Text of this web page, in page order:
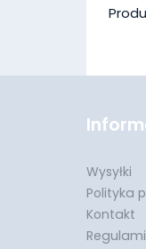
Wysyłki
Polityka
Kontakt